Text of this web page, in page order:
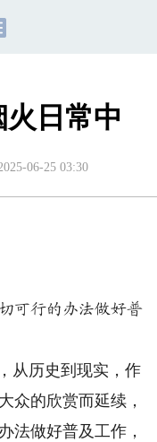
日常中
06-25 03:30
可行的办法做好普
从历史到现实，作
众的欣赏而延续，
法做好普及工作，